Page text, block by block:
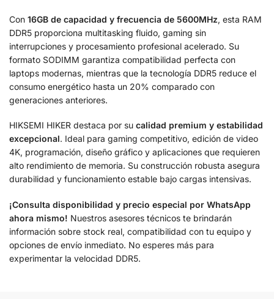
Con 16GB de capacidad y frecuencia de 5600MHz, esta RAM
DDR5 proporciona multitasking fluido, gaming sin
interrupciones y procesamiento profesional acelerado. Su
formato SODIMM garantiza compatibilidad perfecta con
laptops modernas, mientras que la tecnología DDR5 reduce el
consumo energético hasta un 20% comparado con
generaciones anteriores.
HIKSEMI HIKER destaca por su calidad premium y estabilidad
excepcional. Ideal para gaming competitivo, edición de video
4K, programación, diseño gráfico y aplicaciones que requieren
alto rendimiento de memoria. Su construcción robusta asegura
durabilidad y funcionamiento estable bajo cargas intensivas.
¡Consulta disponibilidad y precio especial por WhatsApp
ahora mismo! Nuestros asesores técnicos te brindarán
información sobre stock real, compatibilidad con tu equipo y
opciones de envío inmediato. No esperes más para
experimentar la velocidad DDR5.